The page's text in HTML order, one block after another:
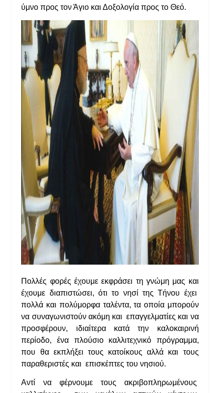
ύμνο προς τον Άγιο και Δοξολογία προς το Θεό.
Πολλές φορές έχουμε εκφράσει τη γνώμη μας και
έχουμε διαπιστώσει, ότι το νησί της Τήνου έχει
πολλά και πολύμορφα ταλέντα, τα οποία μπορούν
να συναγωνιστούν ακόμη και επαγγελματίες και να
προσφέρουν, ιδιαίτερα κατά την καλοκαιρινή
περίοδο, ένα πλούσιο καλλιτεχνικό πρόγραμμα,
που θα εκπλήξει τους κατοίκους αλλά και τους
παραθεριστές και επισκέπτες του νησιού.
Αντί να φέρνουμε τους ακριβοπληρωμένους